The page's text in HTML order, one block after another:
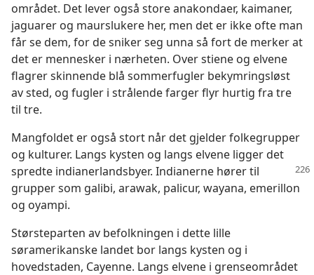
området. Det lever også store anakondaer, kaimaner,
jaguarer og maurslukere her, men det er ikke ofte man
får se dem, for de sniker seg unna så fort de merker at
det er mennesker i nærheten. Over stiene og elvene
flagrer skinnende blå sommerfugler bekymringsløst
av sted, og fugler i strålende farger flyr hurtig fra tre
til tre.
Mangfoldet er også stort når det gjelder folkegrupper
og kulturer. Langs kysten og langs elvene ligger det
spredte indianerlandsbyer. Indianerne hører til
grupper som galibi, arawak, palicur, wayana, emerillon
og oyampi.
Størsteparten av befolkningen i dette lille
søramerikanske landet bor langs kysten og i
hovedstaden, Cayenne. Langs elvene i grenseområdet